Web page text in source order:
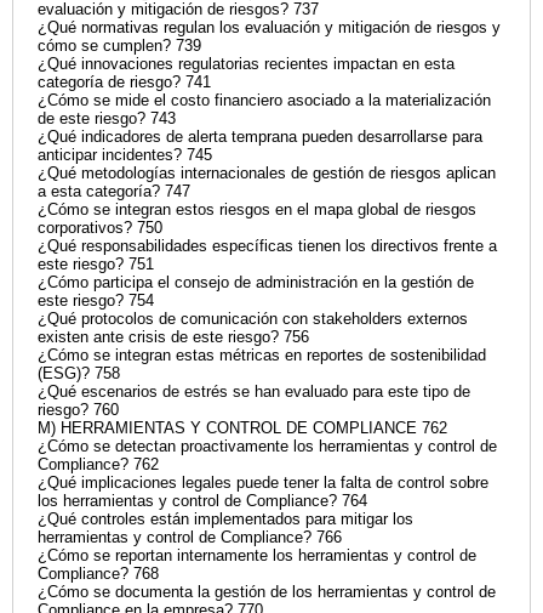
evaluación y mitigación de riesgos? 737
¿Qué normativas regulan los evaluación y mitigación de riesgos y
cómo se cumplen? 739
¿Qué innovaciones regulatorias recientes impactan en esta
categoría de riesgo? 741
¿Cómo se mide el costo financiero asociado a la materialización
de este riesgo? 743
¿Qué indicadores de alerta temprana pueden desarrollarse para
anticipar incidentes? 745
¿Qué metodologías internacionales de gestión de riesgos aplican
a esta categoría? 747
¿Cómo se integran estos riesgos en el mapa global de riesgos
corporativos? 750
¿Qué responsabilidades específicas tienen los directivos frente a
este riesgo? 751
¿Cómo participa el consejo de administración en la gestión de
este riesgo? 754
¿Qué protocolos de comunicación con stakeholders externos
existen ante crisis de este riesgo? 756
¿Cómo se integran estas métricas en reportes de sostenibilidad
(ESG)? 758
¿Qué escenarios de estrés se han evaluado para este tipo de
riesgo? 760
M) HERRAMIENTAS Y CONTROL DE COMPLIANCE 762
¿Cómo se detectan proactivamente los herramientas y control de
Compliance? 762
¿Qué implicaciones legales puede tener la falta de control sobre
los herramientas y control de Compliance? 764
¿Qué controles están implementados para mitigar los
herramientas y control de Compliance? 766
¿Cómo se reportan internamente los herramientas y control de
Compliance? 768
¿Cómo se documenta la gestión de los herramientas y control de